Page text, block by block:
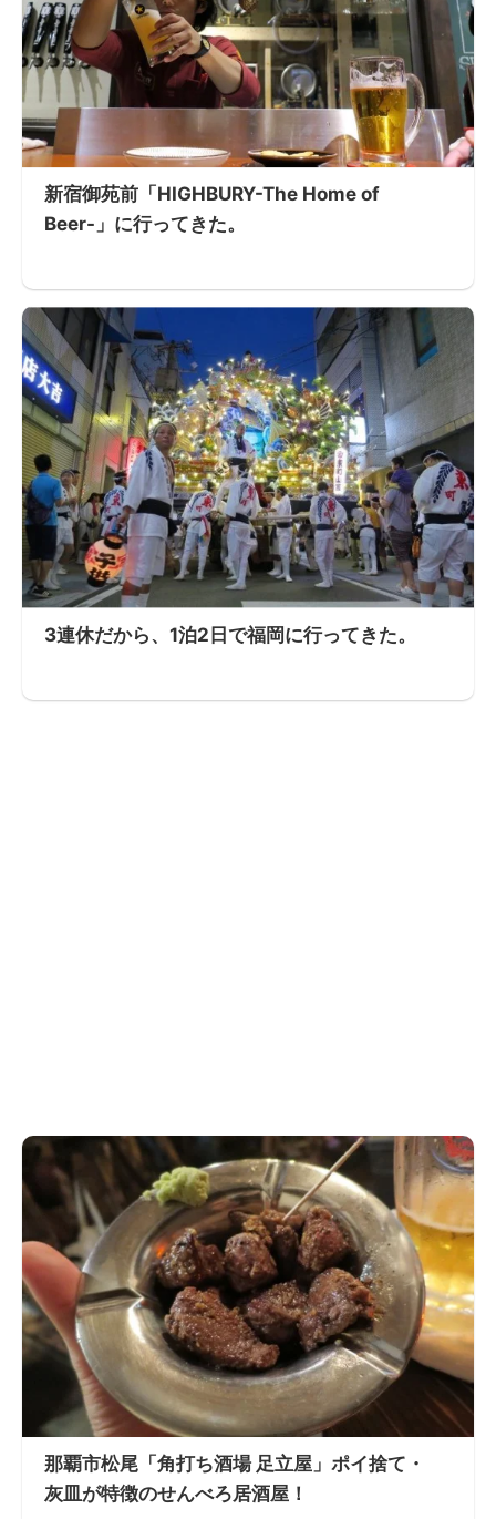
新宿御苑前「HIGHBURY-The Home of
Beer-」に行ってきた。
3連休だから、1泊2日で福岡に行ってきた。
那覇市松尾「角打ち酒場 足立屋」ポイ捨て・
灰皿が特徴のせんべろ居酒屋！